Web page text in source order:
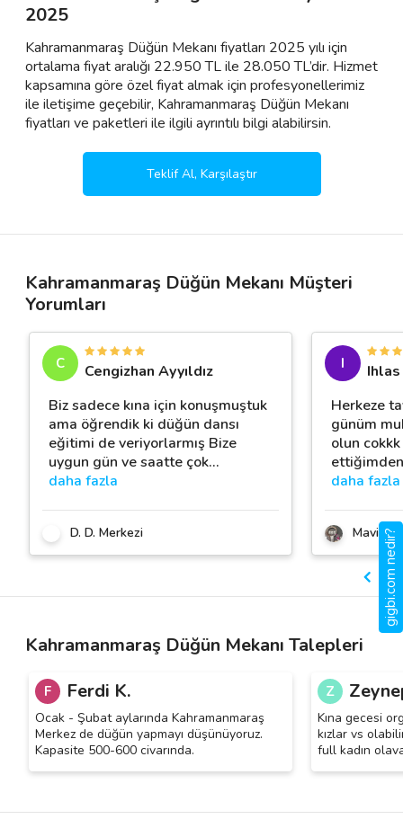
2025
Kahramanmaraş Düğün Mekanı fiyatları 2025 yılı için
ortalama fiyat aralığı 22.950 TL ile 28.050 TL’dir. Hizmet
kapsamına göre özel fiyat almak için profesyonellerimiz
ile iletişime geçebilir, Kahramanmaraş Düğün Mekanı
fiyatları ve paketleri ile ilgili ayrıntılı bilgi alabilirsin.
Teklif Al, Karşılaştır
Kahramanmaraş Düğün Mekanı Müşteri
Yorumları
C
Cengizhan Ayyıldız
Biz sadece kına için konuşmuştuk
ama öğrendik ki düğün dansı
eğitimi de veriyorlarmış Bize
uygun gün ve saatte çok…
daha fazla
D. D. Merkezi
I
Herkeze
günüm
olun
daha fazla
Mavi
Kahramanmaraş Düğün Mekanı Talepleri
F Ferdi K.
Ocak - Şubat aylarında Kahramanmaraş
Merkez de düğün yapmayı düşünüyoruz.
Kapasite 500-600 civarında.
Z
Kına gecesi
kızlar vs
full kadın
gigbi.com nedir?